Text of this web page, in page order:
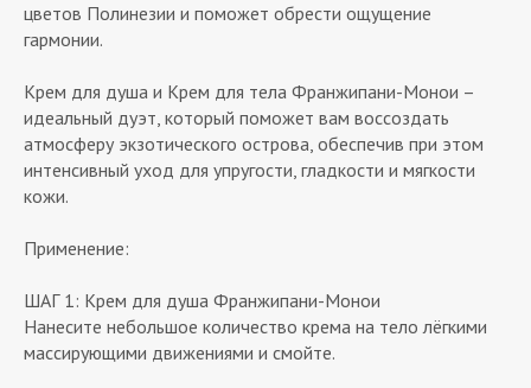
цветов Полинезии и поможет обрести ощущение
гармонии.
Крем для душа и Крем для тела Франжипани-Монои –
идеальный дуэт, который поможет вам воссоздать
атмосферу экзотического острова, обеспечив при этом
интенсивный уход для упругости, гладкости и мягкости
кожи.
Применение:
ШАГ 1: Крем для душа Франжипани-Монои
Нанесите небольшое количество крема на тело лёгкими
массирующими движениями и смойте.